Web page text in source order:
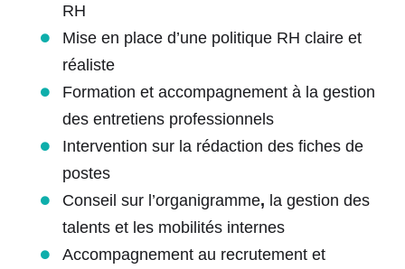
RH
Mise en place d’une politique RH claire et
réaliste
Formation et accompagnement à la gestion
des entretiens professionnels
Intervention sur la rédaction des fiches de
postes
Conseil sur l’organigramme, la gestion des
talents et les mobilités internes
Accompagnement au recrutement et